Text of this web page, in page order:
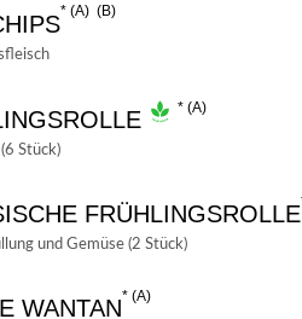
A B
A
Stück)
FRÜHLINGSROLLE
und Gemüse (2 Stück)
WANTAN A